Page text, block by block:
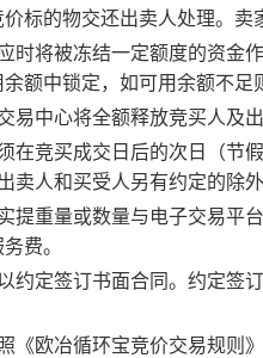
标的物交还出卖人处理。
时将被冻结一定额度的资金
额中锁定，如可用余额不足
易中心将全额释放竞买人及
在竞买成交日后的次日（节
卖人和买受人另有约定的除
提重量或数量与电子交易平
费。
约定签订书面合同。约定签
《欧冶循环宝竞价交易规则